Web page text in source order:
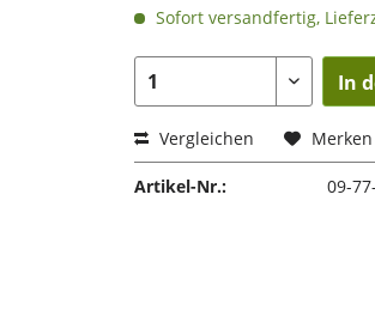
Sofort versandfertig,
In
Vergleichen Merken
Artikel-Nr.: 09-